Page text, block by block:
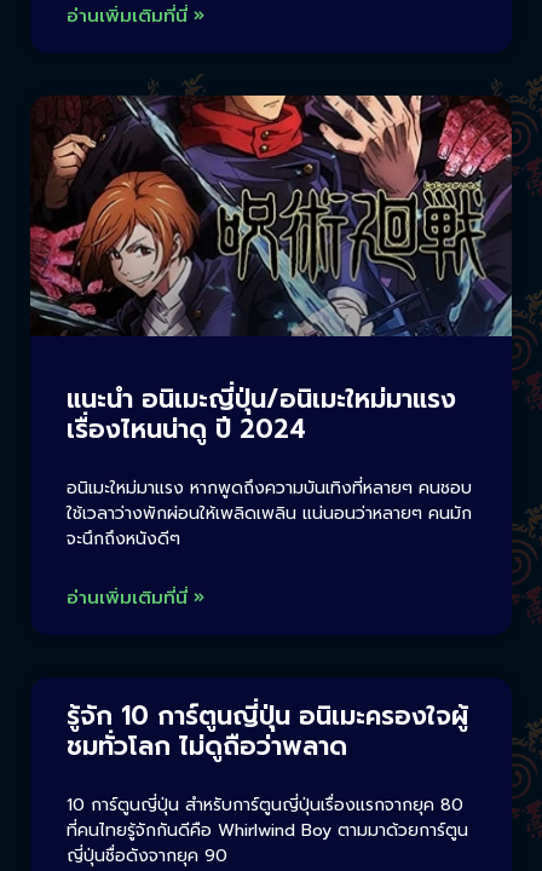
อ่านเพิ่มเติมที่นี่ »
แนะนำ อนิเมะญี่ปุ่น/อนิเมะใหม่มาแรง
เรื่องไหนน่าดู ปี 2024
อนิเมะใหม่มาแรง หากพูดถึงความบันเทิงที่หลายๆ คนชอบ
ใช้เวลาว่างพักผ่อนให้เพลิดเพลิน แน่นอนว่าหลายๆ คนมัก
จะนึกถึงหนังดีๆ
อ่านเพิ่มเติมที่นี่ »
รู้จัก 10 การ์ตูนญี่ปุ่น อนิเมะครองใจผู้
ชมทั่วโลก ไม่ดูถือว่าพลาด
10 การ์ตูนญี่ปุ่น สำหรับการ์ตูนญี่ปุ่นเรื่องแรกจากยุค 80
ที่คนไทยรู้จักกันดีคือ Whirlwind Boy ตามมาด้วยการ์ตูน
ญี่ปุ่นชื่อดังจากยุค 90